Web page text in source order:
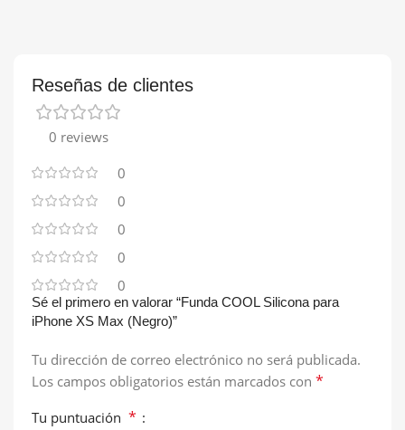
Reseñas de clientes
0 reviews
0
0
0
0
0
Sé el primero en valorar “Funda COOL Silicona para
iPhone XS Max (Negro)”
Tu dirección de correo electrónico no será publicada.
Los campos obligatorios están marcados con *
Tu puntuación *